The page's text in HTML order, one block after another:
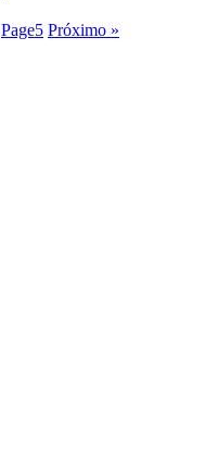
Page5 Próximo »